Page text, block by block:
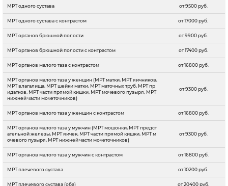
МРТ одного сустава от 9500 руб.
МРТ одного сустава с контрастом от 17000 руб.
МРТ органов брюшной полости от 9900 руб.
МРТ органов брюшной полости с контрастом от 17400 руб.
МРТ органов малого таза с контрастом от 16800 руб.
МРТ органов малого таза у женщин (МРТ матки, МРТ яичников,
МРТ влагалища, МРТ шейки матки, МРТ маточных труб, МРТ пр
идатков, МРТ части прямой кишки, МРТ мочевого пузыря, МРТ
нижней части мочеточников)
от 9300 руб.
МРТ органов малого таза у женщин с контрастом от 16800 руб.
МРТ органов малого таза у мужчин (МРТ мошонки, МРТ предст
ательной железы, МРТ яичек, МРТ части прямой кишки, МРТ м
очевого пузыря, МРТ нижней части мочеточников)
от 9300 руб.
МРТ органов малого таза у мужчин с контрастом от 16800 руб.
МРТ плечевого сустава от 10200 руб.
МРТ плечевого сустава (оба) от 20400 руб.